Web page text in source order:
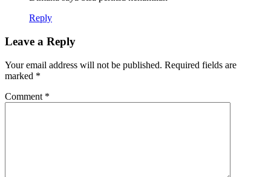
Reply
Leave a Reply
Your email address will not be published. Required fields are
marked *
Comment *